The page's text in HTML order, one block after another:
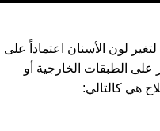
لون الأسنان اعتماداً على
على الطبقات الخارجية أو
هي كالتالي: